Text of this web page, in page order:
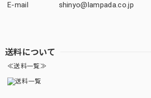
E-mail
shinyo@lampada.co.jp
送料について
≪送料一覧≫